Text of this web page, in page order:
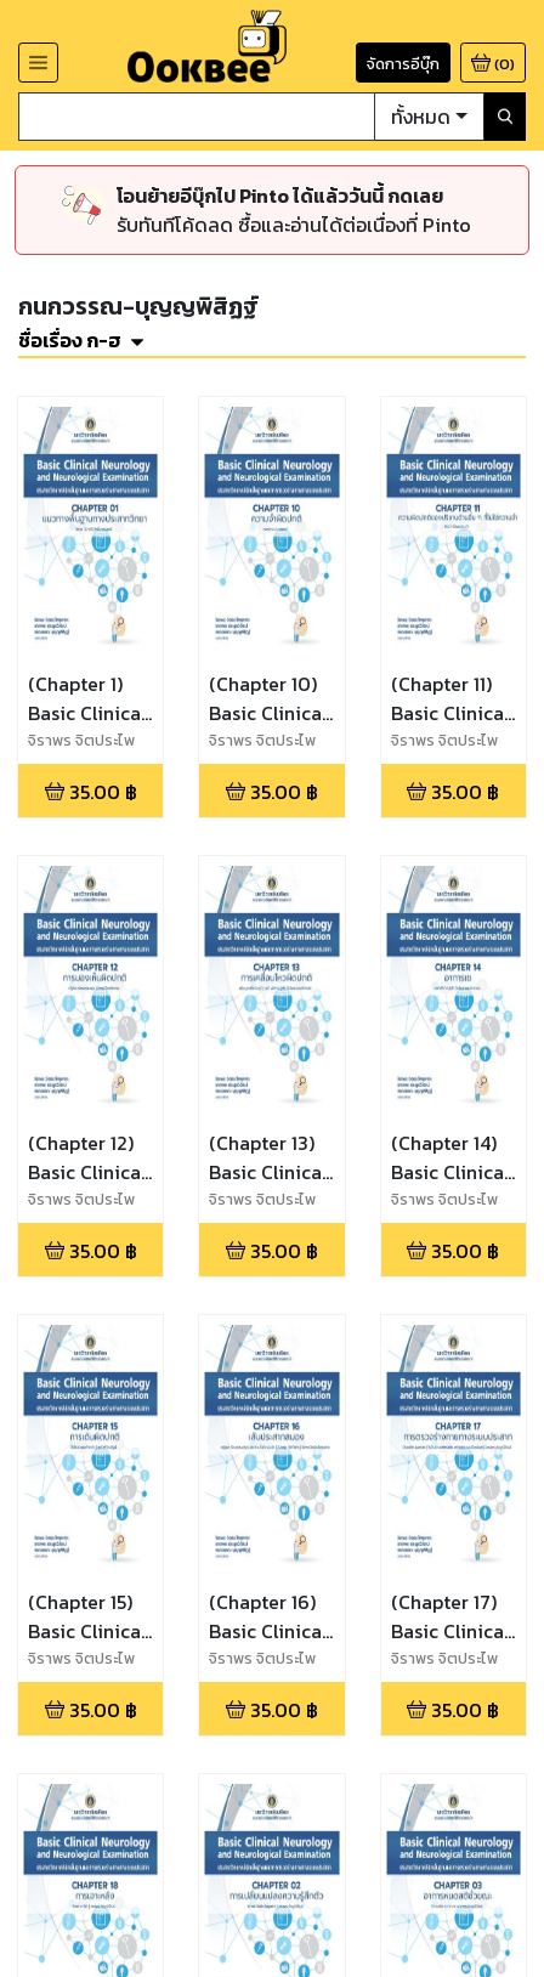
จัดการอีบุ๊ก (0)
ทั้งหมด
โอนย้ายอีบุ๊กไป Pinto ได้แล้ววันนี้ กดเลย
รับทันทีโค้ดลด ซื้อและอ่านได้ต่อเนื่องที่ Pinto
กนกวรรณ-บุญญพิสิฏฐ์
ชื่อเรื่อง ก-ฮ
(Chapter 1)
Basic Clinical
Neurology
and
Neurological
จิราพร จิตประไพ
กุลศาล,นาราพร
ประยูรวิวัฒน์,กนก
วรรณ บุญญพิสิฏฐ์
35.00 ฿
(Chapter 10)
Basic Clinical
Neurology
and
Neurological
จิราพร จิตประไพ
กุลศาล,นาราพร
ประยูรวิวัฒน์,กนก
วรรณ บุญญพิสิฏฐ์
35.00 ฿
(Chapter 11)
Basic Clinical
Neurology
and
Neurological
จิราพร จิตประไพ
กุลศาล,นาราพร
ประยูรวิวัฒน์,กนก
วรรณ บุญญพิสิฏฐ์
35.00 ฿
(Chapter 12)
Basic Clinical
Neurology
and
Neurological
จิราพร จิตประไพ
กุลศาล,นาราพร
ประยูรวิวัฒน์,กนก
วรรณ บุญญพิสิฏฐ์
35.00 ฿
(Chapter 13)
Basic Clinical
Neurology
and
Neurological
จิราพร จิตประไพ
กุลศาล,นาราพร
ประยูรวิวัฒน์,กนก
วรรณ บุญญพิสิฏฐ์
35.00 ฿
(Chapter 14)
Basic Clinical
Neurology
and
Neurological
จิราพร จิตประไพ
กุลศาล,นาราพร
ประยูรวิวัฒน์,กนก
วรรณ บุญญพิสิฏฐ์
35.00 ฿
(Chapter 15)
Basic Clinical
Neurology
and
Neurological
จิราพร จิตประไพ
กุลศาล,นาราพร
ประยูรวิวัฒน์,กนก
วรรณ บุญญพิสิฏฐ์
35.00 ฿
(Chapter 16)
Basic Clinical
Neurology
and
Neurological
จิราพร จิตประไพ
กุลศาล,นาราพร
ประยูรวิวัฒน์,กนก
วรรณ บุญญพิสิฏฐ์
35.00 ฿
(Chapter 17)
Basic Clinical
Neurology
and
Neurological
จิราพร จิตประไพ
กุลศาล,นาราพร
ประยูรวิวัฒน์,กนก
วรรณ บุญญพิสิฏฐ์
35.00 ฿